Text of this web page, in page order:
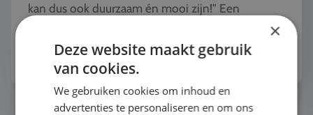
kan dus ook duurzaam én mooi zijn!" Een
studiereis naar de modehoofdsteden van Europa
Bekijk het thema
×
Deze website maakt gebruik
van cookies.
We gebruiken cookies om inhoud en
advertenties te personaliseren en om ons